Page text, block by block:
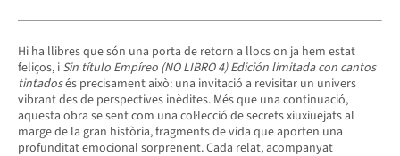
Hi ha llibres que són una porta de retorn a llocs on ja hem estat
feliços, i Sin título Empíreo (NO LIBRO 4) Edición limitada con cantos
tintadosés precisament això: una invitació a revisitar un univers
vibrant des de perspectives inèdites. Més que una continuació,
aquesta obra se sent com una col·lecció de secrets xiuxiuejats al
marge de la gran història, fragments de vida que aporten una
profunditat emocional sorprenent. Cada relat, acompanyat